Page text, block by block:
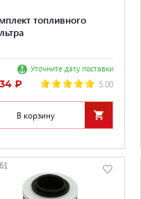
топливного
Уточните дату поставки
₽ 5.00
В корзину